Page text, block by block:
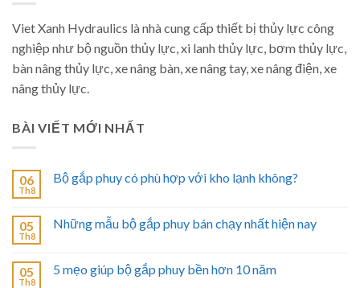
Viet Xanh Hydraulics là nhà cung cấp thiết bị thủy lực công
nghiệp như bộ nguồn thủy lực, xi lanh thủy lực, bơm thủy lực,
bàn nâng thủy lực, xe nâng bàn, xe nâng tay, xe nâng điện, xe
nâng thủy lực.
BÀI VIẾT MỚI NHẤT
06
Th8
Bộ gắp phuy có phù hợp với kho lạnh không?
05
Th8
Những mẫu bộ gắp phuy bán chạy nhất hiện nay
05
Th8
5 mẹo giúp bộ gắp phuy bền hơn 10 năm